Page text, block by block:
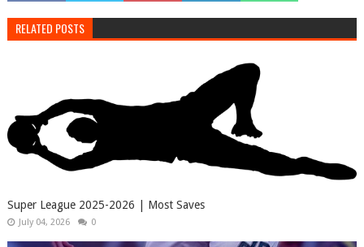
RELATED POSTS
Super League 2025-2026 | Most Saves
July 04, 2026 0